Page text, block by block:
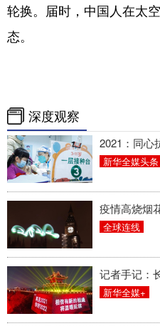
轮换。届时，中国人在太
态。
深度观察
2021：同心
新华全媒头条
疫情高烧烟
全球连线
记者手记：
新华全媒+